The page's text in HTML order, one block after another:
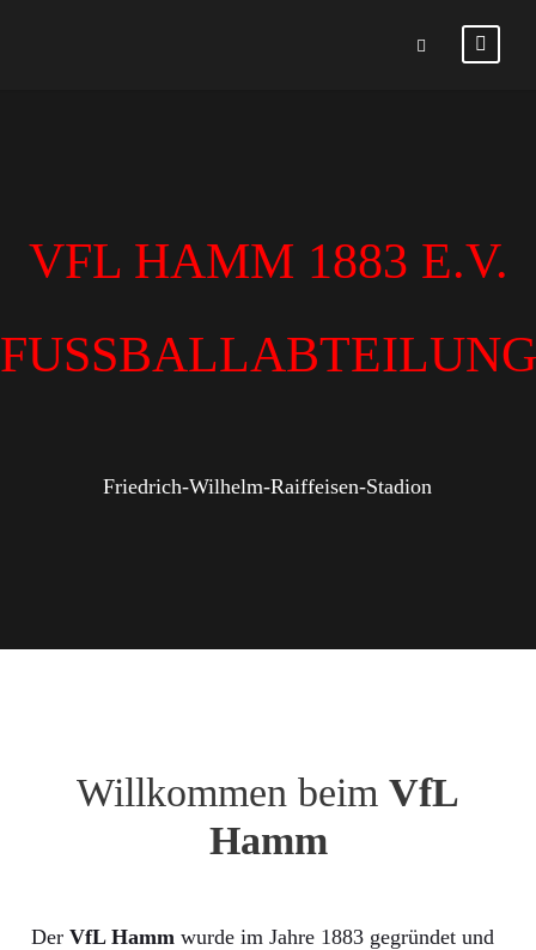
VFL HAMM 1883 E.V.
FUSSBALLABTEILUNG
Friedrich-Wilhelm-Raiffeisen-Stadion
Willkommen beim VfL
Hamm
Der VfL Hamm wurde im Jahre 1883 gegründet und